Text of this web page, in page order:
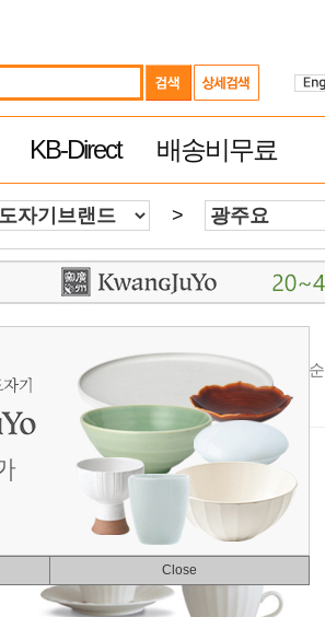
KB-Direct 배송비무료
>
Close
제품평 많은순 빠른 배송순 추천순
광주요 $100 이상 무료배송